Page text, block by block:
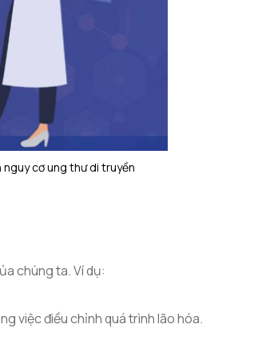
cơ ung thư di truyền
chúng ta. Ví dụ:
việc điều chỉnh quá trình lão hóa.